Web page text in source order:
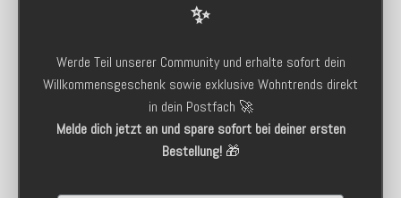
✨
Werde Teil unserer Community und erhalte sofort dein
Willkommensgeschenk sowie exklusive Wohntrends direkt
in dein Postfach 🚀
Melde dich jetzt an und spare sofort bei deiner ersten
Bestellung!🎁